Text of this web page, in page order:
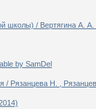
школы) / Вертягина А. А.
by SamDel
/ Рязанцева Н. ,